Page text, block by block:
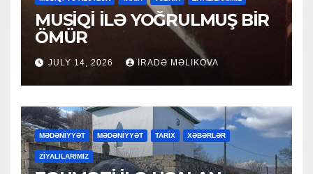
MUSİQİ İLƏ YOĞRULMUŞ BİR
ÖMÜR
JULY 14, 2026 İRADƏ MƏLIKOVA
MƏDƏNİYYƏT MƏDƏNİYYƏT TARİX XƏBƏRLƏR
ZİYALILARIMIZ